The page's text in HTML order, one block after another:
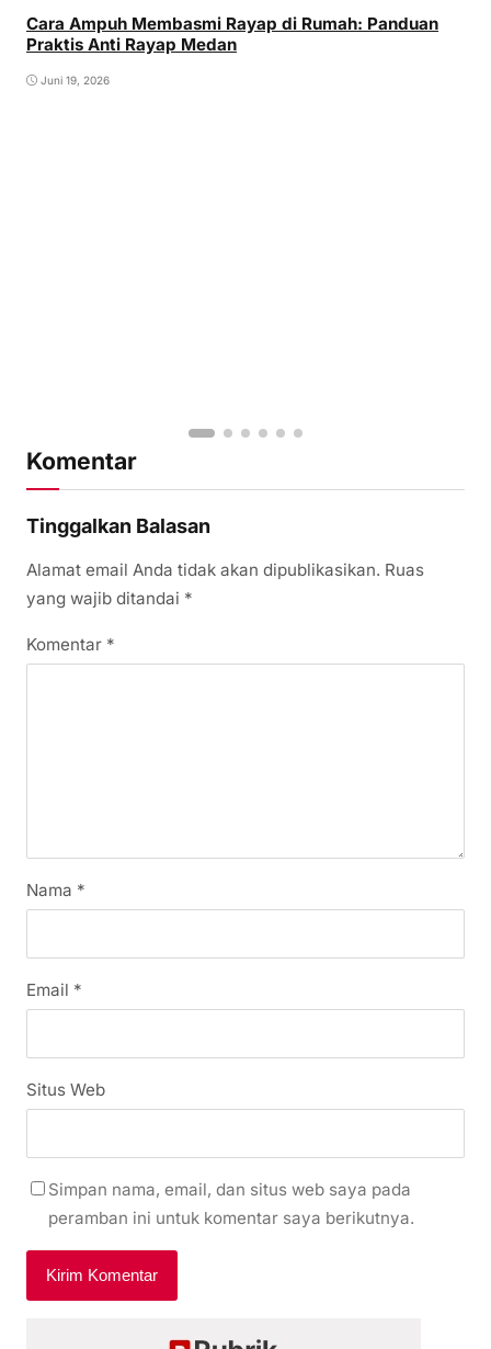
Cara Ampuh Membasmi Rayap di Rumah: Panduan
Praktis Anti Rayap Medan
Juni 19, 2026
Komentar
Tinggalkan Balasan
Alamat email Anda tidak akan dipublikasikan. Ruas
yang wajib ditandai *
Komentar *
Nama *
Email *
Situs Web
Simpan nama, email, dan situs web saya pada
peramban ini untuk komentar saya berikutnya.